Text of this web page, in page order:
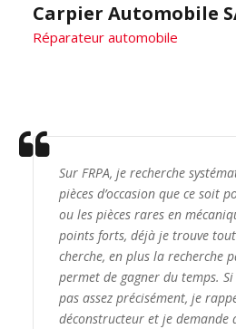
Carpier Automobile
Réparateur automobile
Sur FRPA, je recherche
pièces d’occasion que ce soit
ou les pièces rares en
points forts, déjà je trouve
cherche, en plus la recherche
permet de gagner du temps.
pas assez précisément, je
déconstructeur et je demande